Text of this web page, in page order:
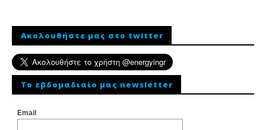
Ακολουθήστε μας στο twitter
To εβδομαδιαίο μας newsletter
Email